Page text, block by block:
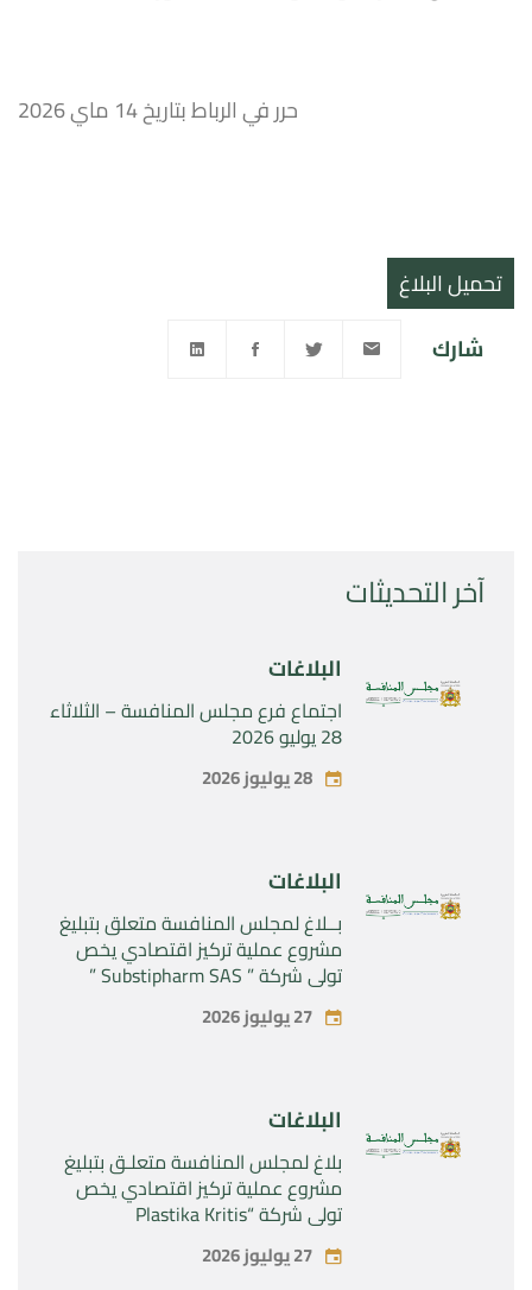
آخر التحديثات
البلاغات
اجتماع فرع مجلس المنافسة – الثلاثاء
28 يوليو 2026
28 يوليوز 2026
البلاغات
بــلاغ لمجلس المنافسة متعلق بتبليغ
مشروع عملية تركيز اقتصادي يخص
تولي شركة ” Substipharm SAS ”
المراقبة الحصرية للأصول والحقوق
المتعلقة بالمنتجين الصيدلانيين”
27 يوليوز 2026
البلاغات
بلاغ لمجلس المنافسة متعلـق بتبليغ
مشروع عملية تركيز اقتصادي يخص
تولي شركة “Plastika Kritis
SA”المراقبة الحصرية لشركة
“Naturplas Industrial SARL” 27 يوليوز 2026
حرر في الرباط بتاريخ 14 ماي 2026
تحميل البلاغ
شارك